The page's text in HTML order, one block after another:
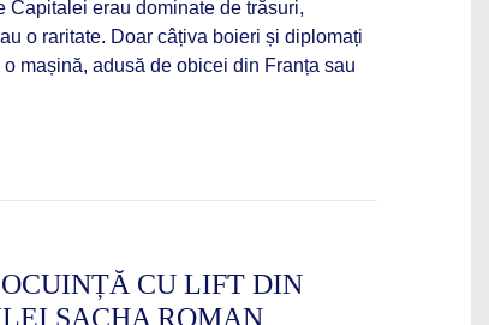
Capitalei erau dominate de trăsuri,
o raritate. Doar câțiva boieri și diplomați
mașină, adusă de obicei din Franța sau
CU LIFT DIN
SACHA ROMAN,